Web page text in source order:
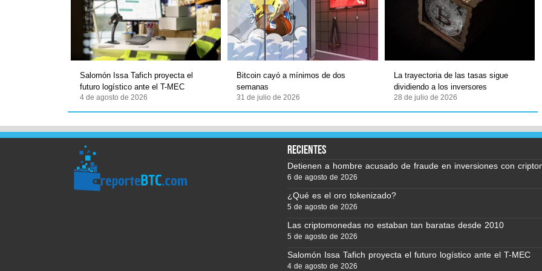
Salomón Issa Tafich proyecta el
futuro logístico ante el T-MEC
4 de agosto de 2026
Bitcoin cayó a mínimos de dos
semanas
31 de julio de 2026
La trayectoria de las tasas sigue
dividiendo a los inversores
28 de julio de 2026
recientes
Detienen a hombre acusado de fraude en inversiones con
6 de agosto de 2026
¿Qué es el oro tokenizado?
5 de agosto de 2026
Las criptomonedas no estaban tan baratas desde 2010
5 de agosto de 2026
Salomón Issa Tafich proyecta el futuro logístico ante el T-MEC
4 de agosto de 2026